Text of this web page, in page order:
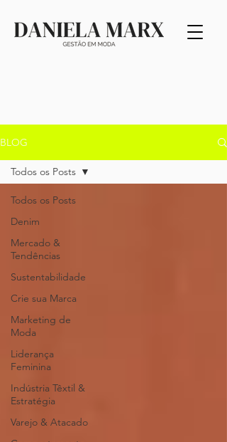
BLOG
Todos os Posts
Denim
Mercado &
Tendências
Sustentabilidade
Crie sua Marca
Marketing de
Moda
Liderança
Feminina
Indústria Têxtil &
Estratégia
Varejo & Atacado
Todos os Posts